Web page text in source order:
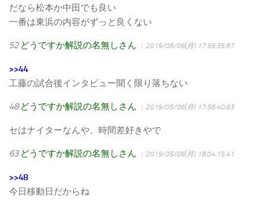
だなら松本か中田でも良い
一番は東浜の内容がずっと良くない
52 どうですか解説の名無しさん ：2019/05/06(月) 17:59:35.87
>>44
工藤の試合後インタビュー聞く限り落ちない
48 どうですか解説の名無しさん ：2019/05/06(月) 17:56:40.63
セはナイターなんや、時間差好きやで
63 どうですか解説の名無しさん ：2019/05/06(月) 18:04:15.41
>>48
今日移動日だからね